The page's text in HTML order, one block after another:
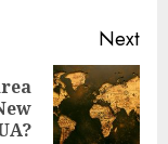
Next